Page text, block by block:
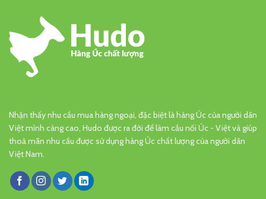
Nhận thấy nhu cầu mua hàng ngoại, đặc biệt là hàng Úc của người dân
Việt mình càng cao, Hudo được ra đời để làm cầu nối Úc - Việt và giúp
thoả mãn nhu cầu được sử dụng hàng Úc chất lượng của người dân
Việt Nam.